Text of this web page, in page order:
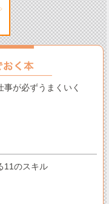
事が必ずうまくいく
11のスキル